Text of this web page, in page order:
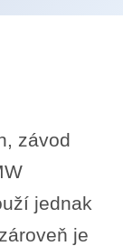
závod
jednak
je